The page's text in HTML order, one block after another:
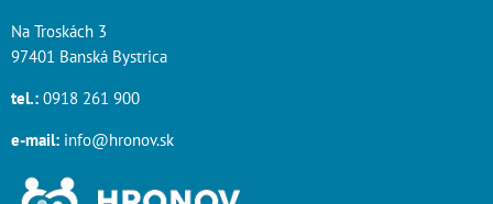
Na Troskách 3
97401 Banská Bystrica
tel.: 0918 261 900
e-mail: info@hronov.sk